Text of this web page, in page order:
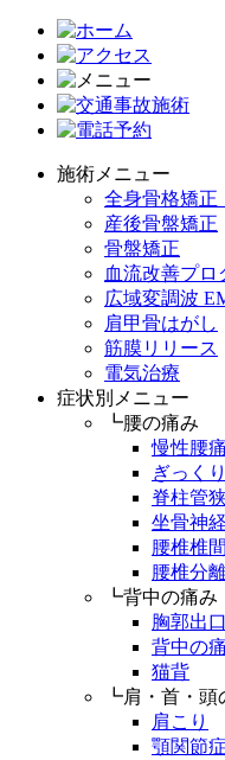
施術メニュー
全身骨格矯正
産後骨盤矯正
骨盤矯正
血流改善プロ
広域変調波
肩甲骨はがし
筋膜リリース
電気治療
症状別メニュー
┗腰の痛み
慢性腰痛
ぎっく
脊柱管
坐骨神
腰椎椎
腰椎分
┗背中の痛み
胸郭出
背中の
猫背
┗肩・首・頭
肩こり
顎関節症